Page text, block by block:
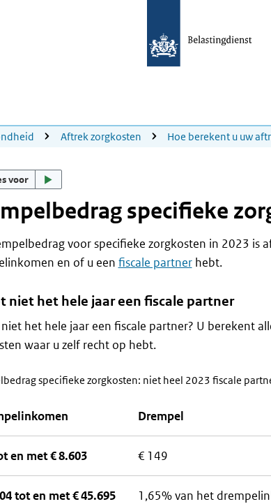
Aftrek zorgkosten Hoe berekent u uw
voor
specifieke
voor specifieke zorgkosten in 2023 is
en of u een fiscale partnerhebt.
niet het hele jaar een fiscale partner
het hele jaar een fiscale partner? U berekent
waar u zelf recht op hebt.
specifieke zorgkosten: niet heel 2023 fiscale
Drempel
en met € 8.603 € 149
tot en met € 45.695 1,65% van het